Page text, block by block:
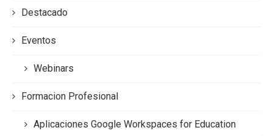
Destacado
Eventos
Webinars
Formacion Profesional
Aplicaciones Google Workspaces for Education